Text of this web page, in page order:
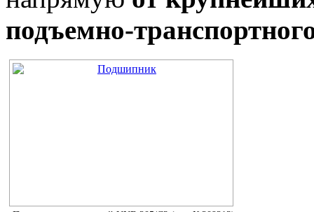
подъемно-